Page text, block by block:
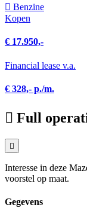
Benzine
Kopen
€ 17.950,-
Financial lease v.a.
€ 328,- p./m.
Full
Interesse in deze
voorstel op maat.
Gegevens